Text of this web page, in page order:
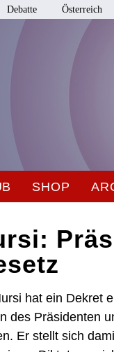
Debatte Österreich
SHOP
hat ein Dekret
des Präsidenten
Er stellt sich